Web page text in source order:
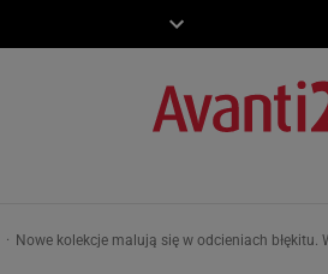
Nowe kolekcje malują się w odcieniach